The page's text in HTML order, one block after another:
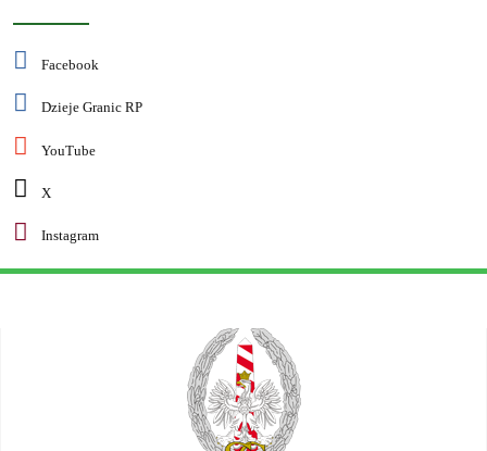
Facebook
Dzieje Granic RP
YouTube
X
Instagram